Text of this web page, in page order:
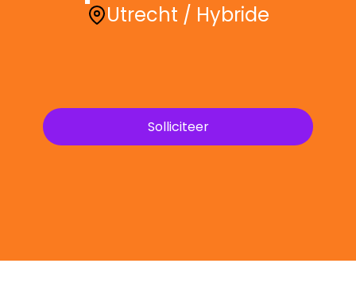
Utrecht / Hybride
Solliciteer